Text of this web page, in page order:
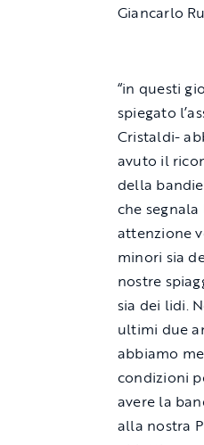
Giancarlo
“in questi
spiegato
Cristaldi-
avuto il
della
che
attenzione
minori sia
nostre
sia dei lidi.
ultimi due
abbiamo
condizioni
avere la
alla nostra